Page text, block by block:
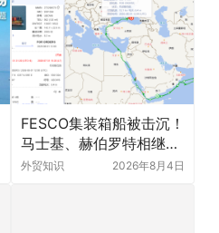
FESCO集装箱船被击沉！
马士基、赫伯罗特相继暂
停多港挂靠，外贸出货注
外贸知识 2026年8月4日